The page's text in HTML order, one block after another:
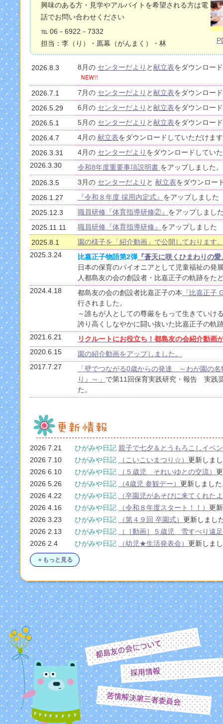
興味のある方・見学やアルバイトを希望される方は電
話でお問い合わせください
℡ 06－6922－7332
担当：李（り）・鳫幕（がんまく）・林
2026.8.3 8月の センターだより と献立表をダウンロー
2026.7.1 7月の センターだより と献立表をダウンロー
2026.5.29
6月の センターだより と献立表をダウンロー
2026.5.1
5月の センターだより と献立表をダウンロー
2026.4.7
4月の 献立表をダウンロードしていただけま
2026.3.31
4月の センターだより をダウンロードしてい
2026.3.30
令和8年度重要事項説明書 をアップしました。
2026.3.5
3月の センターだより と 献立表をダウンロー
2026.1.27
『令和８年度 採用内定式』 をアップしました
2025.12.3
職員研修『体育指導研修②』 をアップしまし
2025.11.11
職員研修『体育指導研修』 をアップしました
2025.8.1
園の様子を「紹介動画」で公開しております
2025.3.24
比嘉正子物語第2弾『蒼天に咲くひまわりの愛
日本の保育のパイオニアとして児童福祉の発
人都島友の会の創設者・比嘉正子の軌跡をた
2024.4.18
都島友の会の創設者比嘉正子の本 『比嘉正子
行されました。
～誰もが人としての尊厳をもって生きていけ
誇り高くしなやかに闘い抜いた比嘉正子の軌
2021.6.21
リクルートにお役立ち！都島友の会紹介動画
2020.6.15
園の紹介動画をアップしました。
2017.7.27
「壁でつながる0歳からの発達 ～わが園の
り』～」 で第11回保育実践研究・報告 実践
た。
2026 7.21 ひがみや日記 親子で七夕＆とうもろこしイベ
2026 7.10
ひがみや日記 （こいこいまつり☆） 更新しま
2026 6.10
ひがみや日記 （５歳児 それいゆとの交流）
2026 5.26
ひがみや日記 （4歳児 参観デー） 更新しまし
2026 4.22
ひがみや日記
（卒園児があそびに来てくれた
2026 4.16
ひがみや日記 （令和８年度スタート！！） 更
2026 3.23
ひがみや日記 （第４９回 卒園式） 更新しまし
2026 2.13
ひがみや日記
（［動画］５歳児 雪すべり遠
2026 2.4
ひがみや日記 （幼児★生活発表会） 更新しま
＋もっと見る